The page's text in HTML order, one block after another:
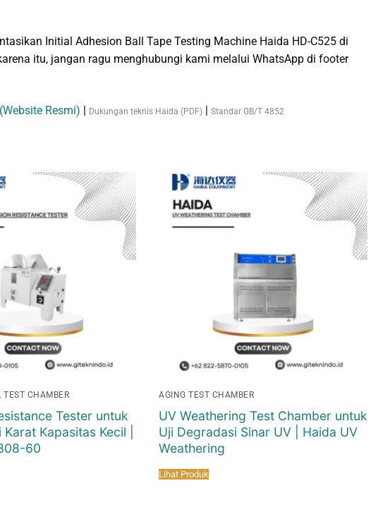
Initial Adhesion Ball Tape Testing Machine Haida HD-C525 di
itu, jangan ragu menghubungi kami melalui WhatsApp di footer
Resmi) | Dukungan teknis Haida (PDF) | Standar GB/T 4852
TEST CHAMBER
Tester untuk
Kapasitas Kecil |
60
AGING TEST CHAMBER
UV Weathering Test Chamber untuk
Uji Degradasi Sinar UV | Haida UV
Weathering
Lihat Produk